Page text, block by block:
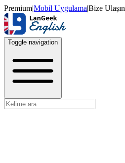
Premium|Mobil Uygulama|Bize Ulaşın
Toggle navigation